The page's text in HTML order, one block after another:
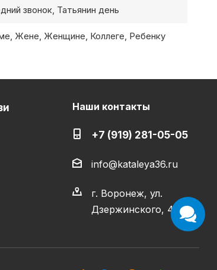
звонок, Татьянин день
Жене, Женщине, Коллеге, Ребенку
Наши контакты
+7 (919) 281-05-05
info@kataleya36.ru
г. Воронеж, ул.
Дзержинского, 4